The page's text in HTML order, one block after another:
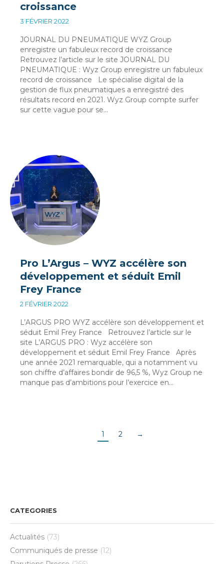
croissance
3 FÉVRIER 2022
JOURNAL DU PNEUMATIQUE WYZ Group
enregistre un fabuleux record de croissance
Retrouvez l’article sur le site JOURNAL DU
PNEUMATIQUE : Wyz Group enregistre un fabuleux
record de croissance Le spécialise digital de la
gestion de flux pneumatiques a enregistré des
résultats record en 2021. Wyz Group compte surfer
sur cette vague pour se…
Pro L’Argus – WYZ accélère son
développement et séduit Emil
Frey France
2 FÉVRIER 2022
L’ARGUS PRO WYZ accélère son développement et
séduit Emil Frey France Retrouvez l’article sur le
site L’ARGUS PRO : Wyz accélère son
développement et séduit Emil Frey France Après
une année 2021 remarquable, qui a notamment vu
son chiffre d’affaires bondir de 96,5 %, Wyz Group ne
manque pas d’ambitions pour l’exercice en…
1 2 →
CATEGORIES
Actualités (73)
Communiqués de presse (12)